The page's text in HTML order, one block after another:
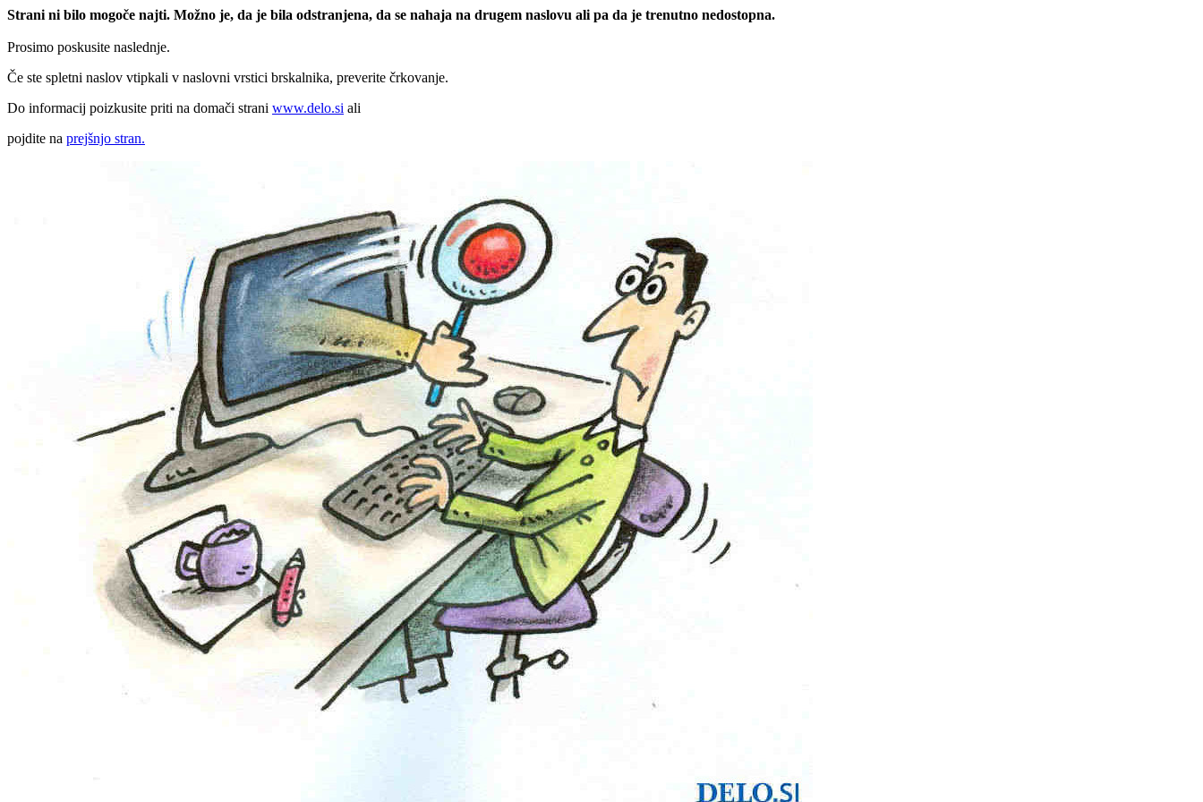
Strani ni bilo mogoče najti. Možno je, da je bila odstranjena, da se nahaja na drugem naslovu ali pa da je trenutno nedostopna.
Prosimo poskusite naslednje.
Če ste spletni naslov vtipkali v naslovni vrstici brskalnika, preverite črkovanje.
Do informacij poizkusite priti na domači strani www.delo.si ali
pojdite na prejšnjo stran.